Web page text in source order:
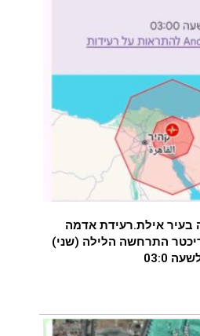
בעיר אילת.רעידת אדמה
בסולם ריכטר התרחשה הלילה (שני)
03:0